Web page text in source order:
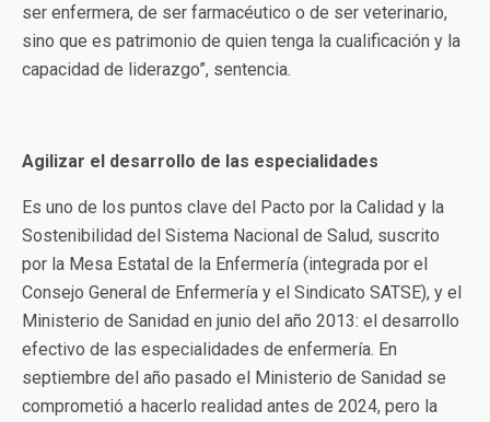
ser enfermera, de ser farmacéutico o de ser veterinario,
sino que es patrimonio de quien tenga la cualificación y la
capacidad de liderazgo”, sentencia.
Agilizar el desarrollo de las especialidades
Es uno de los puntos clave del Pacto por la Calidad y la
Sostenibilidad del Sistema Nacional de Salud, suscrito
por la Mesa Estatal de la Enfermería (integrada por el
Consejo General de Enfermería y el Sindicato SATSE), y el
Ministerio de Sanidad en junio del año 2013: el desarrollo
efectivo de las especialidades de enfermería. En
septiembre del año pasado el Ministerio de Sanidad se
comprometió a hacerlo realidad antes de 2024, pero la